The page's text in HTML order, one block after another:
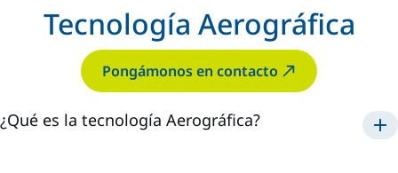
Tecnología Aerográfica
Pongámonos en contacto
¿Qué es la tecnología Aerográfica?